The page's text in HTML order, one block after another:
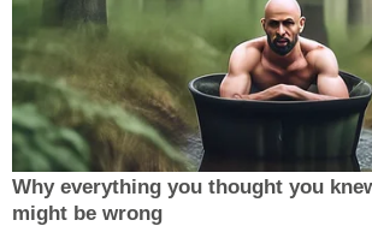
Why everything you thought you
might be wrong